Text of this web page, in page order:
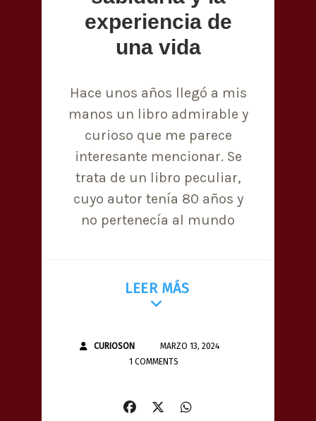
experiencia de
una vida
Hace unos años llegó a mis
manos un libro admirable y
curioso que me parece
interesante mencionar. Se
trata de un libro peculiar,
cuyo autor tenía 80 años y
no pertenecía al mundo
LEER MÁS
CURIOSON
MARZO 13, 2024
1 COMMENTS